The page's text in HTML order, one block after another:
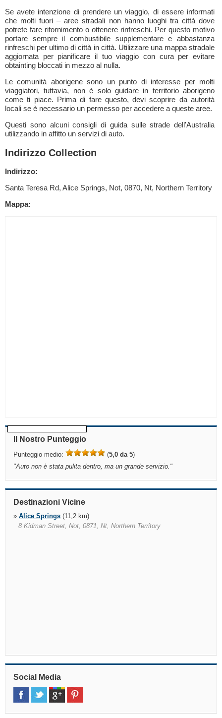
Se avete intenzione di prendere un viaggio, di essere informati
che molti fuori – aree stradali non hanno luoghi tra città dove
potrete fare rifornimento o ottenere rinfreschi. Per questo motivo
portare sempre il combustibile supplementare e abbastanza
rinfreschi per ultimo di città in città. Utilizzare una mappa stradale
aggiornata per pianificare il tuo viaggio con cura per evitare
obtainting bloccati in mezzo al nulla.
Le comunità aborigene sono un punto di interesse per molti
viaggiatori, tuttavia, non è solo guidare in territorio aborigeno
come ti piace. Prima di fare questo, devi scoprire da autorità
locali se è necessario un permesso per accedere a queste aree.
Questi sono alcuni consigli di guida sulle strade dell'Australia
utilizzando in affitto un servizi di auto.
Indirizzo Collection
Indirizzo:
Santa Teresa Rd, Alice Springs, Not, 0870, Nt, Northern Territory
Mappa:
Il Nostro Punteggio
Punteggio medio: (5,0 da 5)
"Auto non è stata pulita dentro, ma un grande servizio. "
Destinazioni Vicine
» Alice Springs (11,2 km)
8 Kidman Street, Not, 0871, Nt, Northern Territory
Social Media